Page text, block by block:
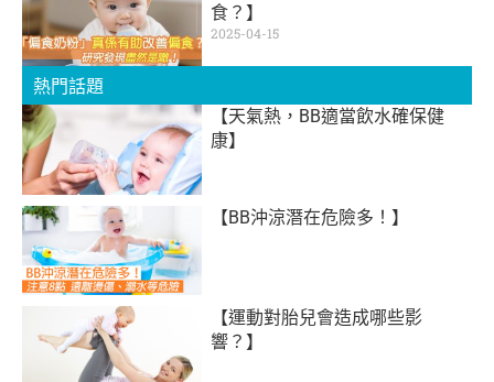
食？】
2025-04-15
熱門話題
【天氣熱，BB適當飲水確保健
康】
【BB沖涼潛在危險多！】
【運動對胎兒會造成哪些影
響？】